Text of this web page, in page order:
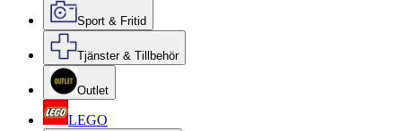
Sport & Fritid
Tjänster & Tillbehör
Outlet
LEGO